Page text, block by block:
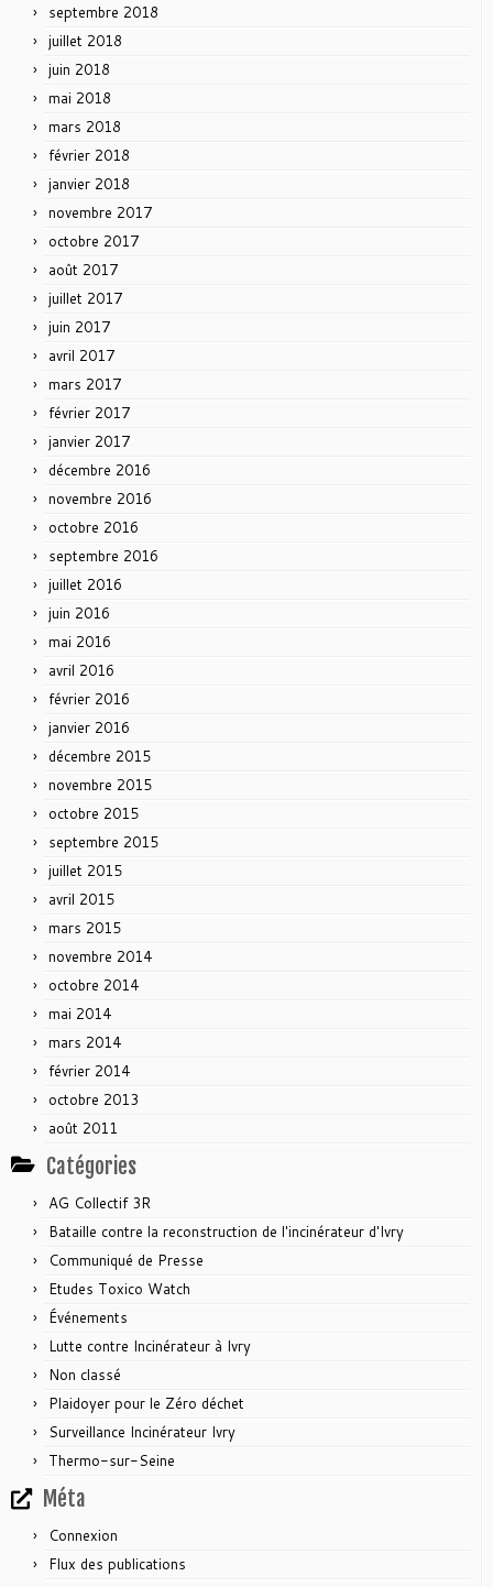
septembre 2018
juillet 2018
juin 2018
mai 2018
mars 2018
février 2018
janvier 2018
novembre 2017
octobre 2017
août 2017
juillet 2017
juin 2017
avril 2017
mars 2017
février 2017
janvier 2017
décembre 2016
novembre 2016
octobre 2016
septembre 2016
juillet 2016
juin 2016
mai 2016
avril 2016
février 2016
janvier 2016
décembre 2015
novembre 2015
octobre 2015
septembre 2015
juillet 2015
avril 2015
mars 2015
novembre 2014
octobre 2014
mai 2014
mars 2014
février 2014
octobre 2013
août 2011
Catégories
AG Collectif 3R
Bataille contre la reconstruction de l'incinérateur d'Ivry
Communiqué de Presse
Etudes Toxico Watch
Événements
Lutte contre Incinérateur à Ivry
Non classé
Plaidoyer pour le Zéro déchet
Surveillance Incinérateur Ivry
Thermo-sur-Seine
Méta
Connexion
Flux des publications